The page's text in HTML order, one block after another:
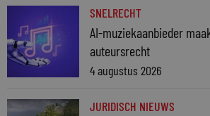
SNELRECHT
AI-muziekaanbieder
auteursrecht
4 augustus 2026
JURIDISCH NIEUWS